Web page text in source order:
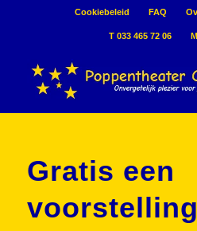
Cookiebeleid FAQ
T 033 465 72 06
Gratis een